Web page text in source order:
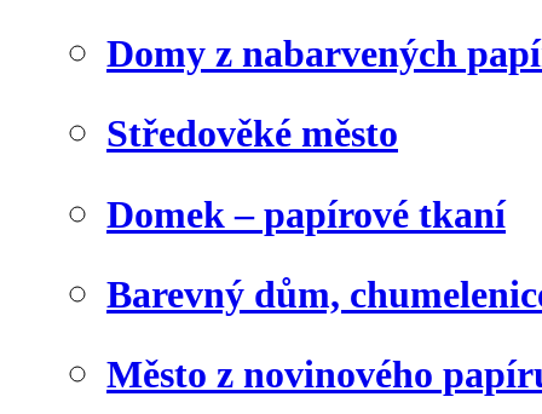
Domy z nabarvených
Středověké město
Domek – papírové tkaní
Barevný dům,
Město z novinového